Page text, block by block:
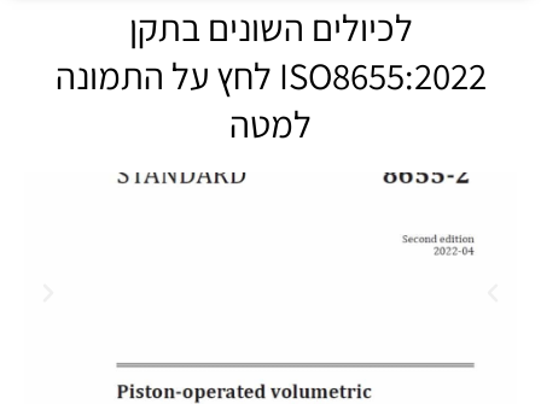
לכיולים השונים בתקן
ISO8655:2022 לחץ על התמונה
למטה